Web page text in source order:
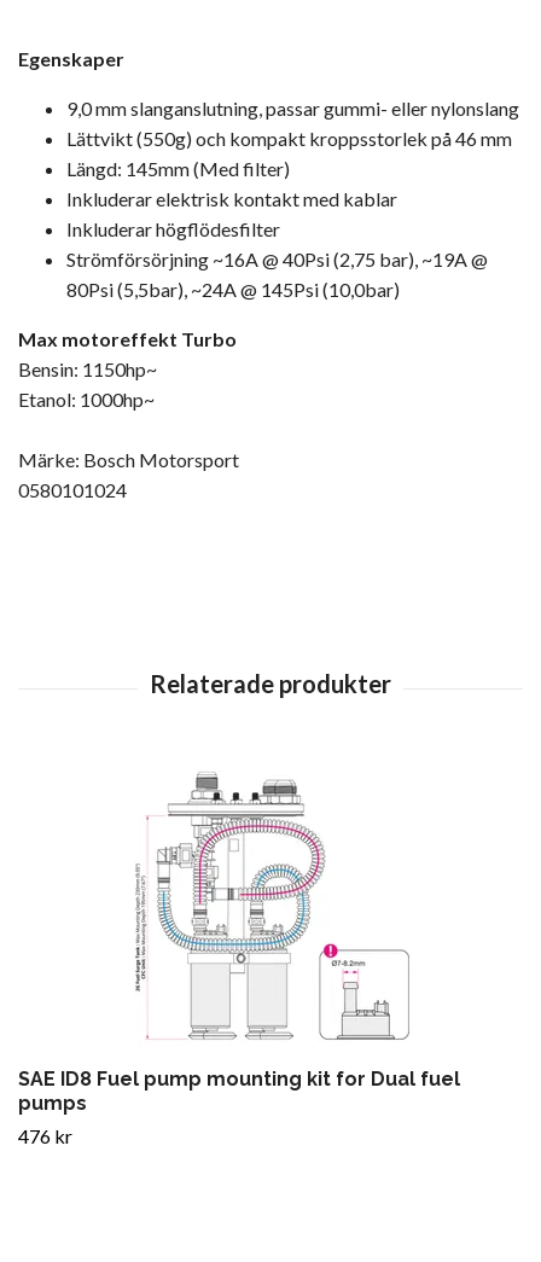
Egenskaper
9,0 mm slanganslutning, passar gummi- eller nylonslang
Lättvikt (550g) och kompakt kroppsstorlek på 46 mm
Längd: 145mm (Med filter)
Inkluderar elektrisk kontakt med kablar
Inkluderar högflödesfilter
Strömförsörjning ~16A @ 40Psi (2,75 bar), ~19A @
80Psi (5,5bar), ~24A @ 145Psi (10,0bar)
Max motoreffekt Turbo
Bensin: 1150hp~
Etanol: 1000hp~
Märke: Bosch Motorsport
0580101024
SAE ID8 Fuel pump mounting kit for Dual fuel
pumps
476 kr